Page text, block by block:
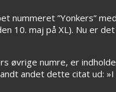
nummeret ”Yonkers”
10. maj på XL). Nu er
øvrige numre, er
andet dette citat ud: